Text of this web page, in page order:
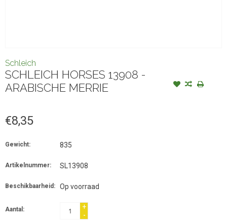
Schleich
SCHLEICH HORSES 13908 -
ARABISCHE MERRIE
€8,35
Gewicht: 835
Artikelnummer: SL13908
Beschikbaarheid: Op voorraad
Aantal:
+
-